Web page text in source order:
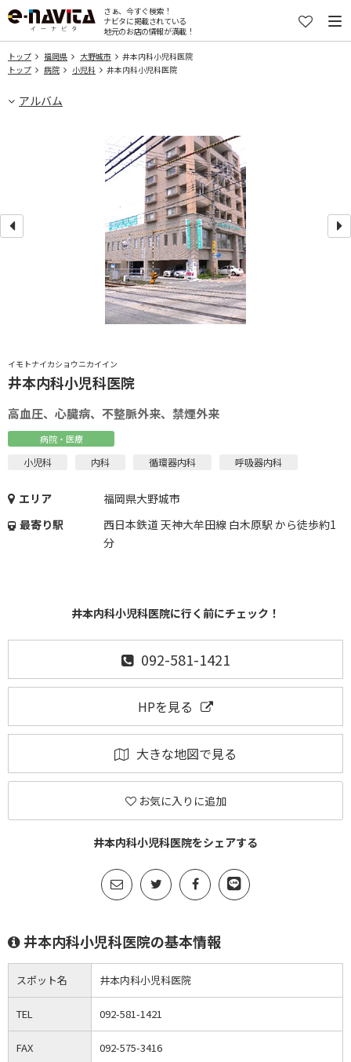
さぁ、今すぐ検索！
ナビタに掲載されている
地元のお店の情報が満載！
トップ 福岡県 大野城市
井本内科小児科医院
トップ
病院 小児科 井本内科小児科医院
アルバム
イモトナイカショウニカイイン
井本内科小児科医院
高血圧、心臓病、不整脈外来、禁煙外来
病院・医療
小児科 内科 循環器内科 呼吸器内科
エリア
福岡県大野城市
最寄り駅
西日本鉄道 天神大牟田線 白木原駅 から徒歩約1
分
井本内科小児科医院に行く前にチェック！
092-581-1421
HPを見る
大きな地図で見る
お気に入りに追加
井本内科小児科医院をシェアする
井本内科小児科医院の基本情報
スポット名 井本内科小児科医院
TEL 092-581-1421
FAX 092-575-3416